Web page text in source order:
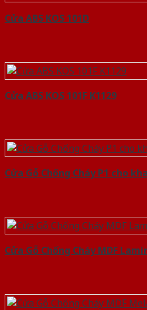
Cửa ABS KOS 101D
Cửa ABS KOS 101F K1129
Cửa Gỗ Chống Cháy P1 cho
Cửa Gỗ Chống Cháy MDF